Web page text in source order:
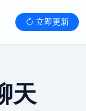
立即更新
天